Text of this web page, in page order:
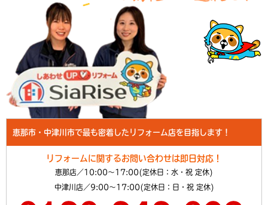
恵那市・中津川市で最も密着したリフォーム店を目指します！
リフォームに関するお問い合わせは即日対応！
恵那店／10:00～17:00(定休日：水・祝 定休)
中津川店／9:00～17:00(定休日：日・祝 定休)